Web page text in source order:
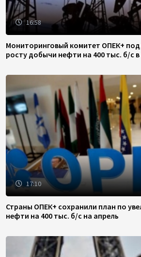
16:58
Мониторинговый комитет ОПЕК+
росту добычи нефти на 400 тыс. б/с в
17:10
Страны ОПЕК+ сохранили план по
нефти на 400 тыс. б/с на апрель